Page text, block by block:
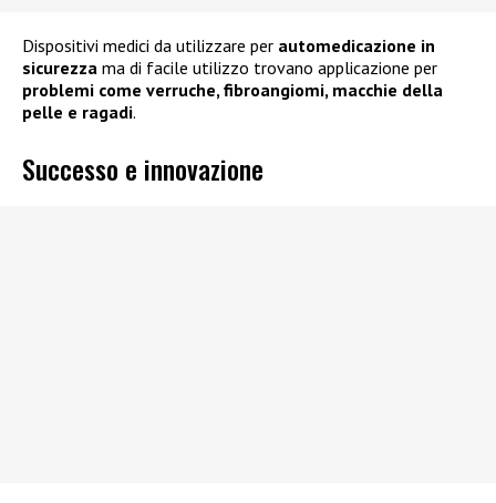
Dispositivi medici da utilizzare per automedicazione in
sicurezza ma di facile utilizzo trovano applicazione per
problemi come verruche, fibroangiomi, macchie della
pelle e ragadi.
Successo e innovazione